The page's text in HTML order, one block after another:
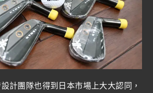
計團隊也得到日本市場上大大認同，